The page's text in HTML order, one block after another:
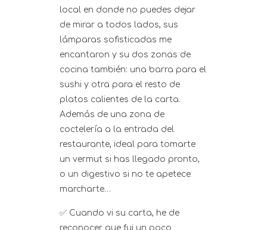
local en donde no puedes dejar
de mirar a todos lados, sus
lámparas sofisticadas me
encantaron y su dos zonas de
cocina también: una barra para el
sushi y otra para el resto de
platos calientes de la carta.
Además de una zona de
coctelería a la entrada del
restaurante, ideal para tomarte
un vermut si has llegado pronto,
o un digestivo si no te apetece
marcharte…
✅ Cuando vi su carta, he de
reconocer que fui un poco